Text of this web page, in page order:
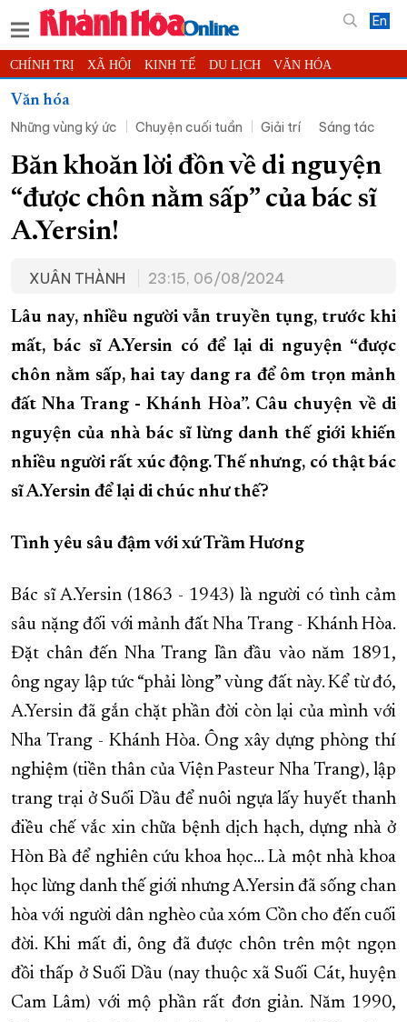
En
CHÍNH TRỊ XÃ HỘI KINH TẾ DU LỊCH VĂN HÓA
THỂ THAO
KHOA HỌC - CÔNG NGHỆ PHÁP LUẬT BẠN ĐỌC PHÓNG SỰ
THẾ GIỚI MULTIMEDIA VIDEO ĐỌC BÁO ONLINE
PODCAST THÔNG TIN - QUẢNG CÁO
QUY HOẠCH TỈNH KHÁNH HÒA
CHUNG TAY CẢI CÁCH HÀNH CHÍNH
XÂY DỰNG NÔNG THÔN MỚI LỊCH CẮT ĐIỆN
TÀU - XE - MÁY BAY
KỶ NIỆM 370 NĂM XÂY DỰNG VÀ PHÁT TRIỂN TỈNH KHÁNH HÒA
KHOẢNH KHẮC ĐẸP XỨ TRẦM
XÂY DỰNG KHÁNH HÒA TRỞ THÀNH THÀNH PHỐ TRỰC THUỘC
ĐẠI HỘI ĐẢNG CÁC CẤP TRANG CHỦ VỀ BÁO KHÁNH HÒA
Văn hóa
Những vùng ký ức
Chuyện cuối tuần Giải trí Sáng tác
Băn khoăn lời đồn về di nguyện
“được chôn nằm sấp” của bác sĩ
A.Yersin!
XUÂN THÀNH 23:15, 06/08/2024
Lâu nay, nhiều người vẫn truyền tụng, trước khi
mất, bác sĩ A.Yersin có để lại di nguyện “được
chôn nằm sấp, hai tay dang ra để ôm trọn mảnh
đất Nha Trang - Khánh Hòa”. Câu chuyện về di
nguyện của nhà bác sĩ lừng danh thế giới khiến
nhiều người rất xúc động. Thế nhưng, có thật bác
sĩ A.Yersin để lại di chúc như thế?
Tình yêu sâu đậm với xứ Trầm Hương
Bác sĩ A.Yersin (1863 - 1943) là người có tình cảm
sâu nặng đối với mảnh đất Nha Trang - Khánh Hòa.
Đặt chân đến Nha Trang lần đầu vào năm 1891,
ông ngay lập tức “phải lòng” vùng đất này. Kể từ đó,
A.Yersin đã gắn chặt phần đời còn lại của mình với
Nha Trang - Khánh Hòa. Ông xây dựng phòng thí
nghiệm (tiền thân của Viện Pasteur Nha Trang), lập
trang trại ở Suối Dầu để nuôi ngựa lấy huyết thanh
điều chế vắc xin chữa bệnh dịch hạch, dựng nhà ở
Hòn Bà để nghiên cứu khoa học… Là một nhà khoa
học lừng danh thế giới nhưng A.Yersin đã sống chan
hòa với người dân nghèo của xóm Cồn cho đến cuối
đời. Khi mất đi, ông đã được chôn trên một ngọn
đồi thấp ở Suối Dầu (nay thuộc xã Suối Cát, huyện
Cam Lâm) với mộ phần rất đơn giản. Năm 1990,